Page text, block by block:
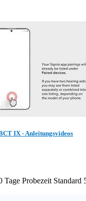
IX - Anleitungsvideos
Tage Probezeit Standard